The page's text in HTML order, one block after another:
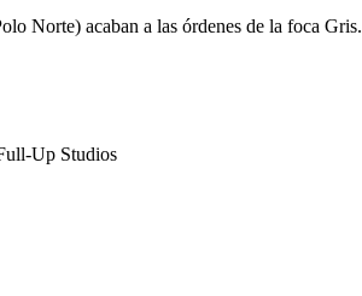
Norte) acaban a las órdenes de la foca Gris.
Up Studios